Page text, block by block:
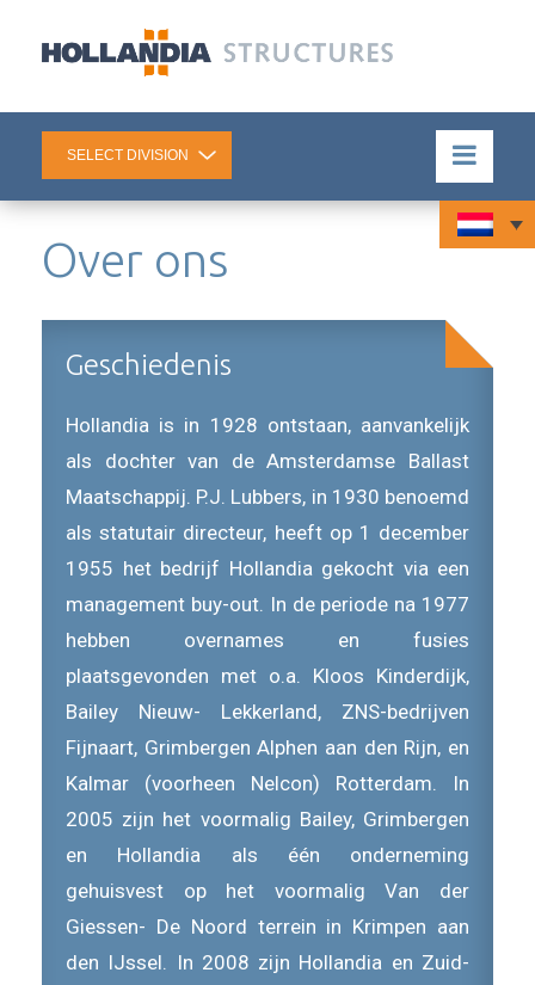
Over ons
Geschiedenis
Hollandia is in 1928 ontstaan, aanvankelijk
als dochter van de Amsterdamse Ballast
Maatschappij. P.J. Lubbers, in 1930 benoemd
als statutair directeur, heeft op 1 december
1955 het bedrijf Hollandia gekocht via een
management buy-out. In de periode na 1977
hebben overnames en fusies
plaatsgevonden met o.a. Kloos Kinderdijk,
Bailey Nieuw- Lekkerland, ZNS-bedrijven
Fijnaart, Grimbergen Alphen aan den Rijn, en
Kalmar (voorheen Nelcon) Rotterdam. In
2005 zijn het voormalig Bailey, Grimbergen
en Hollandia als één onderneming
gehuisvest op het voormalig Van der
Giessen- De Noord terrein in Krimpen aan
den IJssel. In 2008 zijn Hollandia en Zuid-